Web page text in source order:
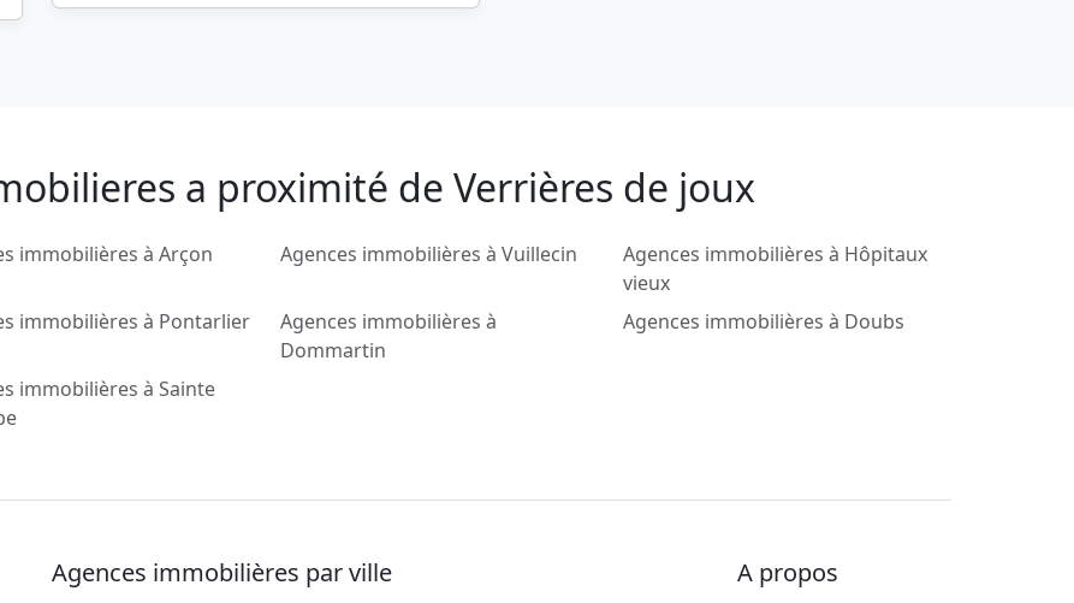
a proximité de Verrières de joux
immobilières à Arçon Agences immobilières à Vuillecin
Agences immobilières à Hôpitaux
vieux
immobilières à Pontarlier
Agences immobilières à
Dommartin
Agences immobilières à Doubs
immobilières à Sainte
Agences immobilières par ville A propos